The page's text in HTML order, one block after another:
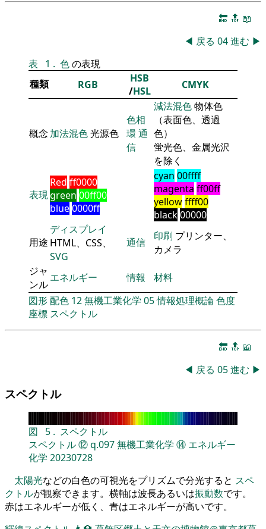
🔚 🔝 📖
◀ 戻る 04進む ▶
表
1 . 色の表現
種類
RGB
HSB
/HSL CMYK
概念 加法混色光源色
色相
環 通
信
減法混色物体色
（表面色、透過
色）
蛍光色、金属光沢
を除く
表現
Red ff0000
green 00ff00
blue0000ff
cyan 00ffff
magenta ff00ff
yellowffff00
black00000
用途
ディスプレイ
HTML、CSS、
SVG
通信 印刷 プリンター、
カメラ
ジャ
ンル
エネルギー 情報
材料
図形配色 12無機工業化学 05情報処理概論色度
座標 スペクトル
🔚 🔝 📖
◀ 戻る 05進む ▶
スペクトル
図 5 . スペクトル
スペクトル⑫q.097無機工業化学 ⑭ エネルギー
化学 20230728
太陽光などの白色の可視光をプリズムで分光すると スペ
クトルが観察できます。横軸は波長あるいは振動数です。
赤はエネルギーが低く、青はエネルギーが高いです。